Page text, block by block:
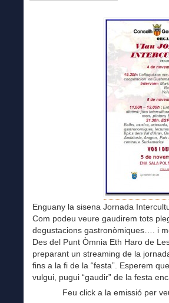
Enguany la sisena Jornada
Com podeu veure gaudirem tots
degustacions gastronòmiques…. i
Des del Punt Òmnia Eth Haro de
preparant un streaming de la
fins a la fi de la “festa”. Esperem
vulgui, pugui “gaudir” de la festa
Feu click a la emissió per